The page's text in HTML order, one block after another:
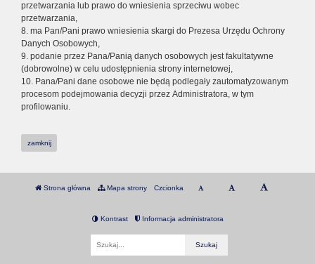
przetwarzania lub prawo do wniesienia sprzeciwu wobec
przetwarzania,
8. ma Pan/Pani prawo wniesienia skargi do Prezesa Urzędu Ochrony
Danych Osobowych,
9. podanie przez Pana/Panią danych osobowych jest fakultatywne
(dobrowolne) w celu udostępnienia strony internetowej,
10. Pana/Pani dane osobowe nie będą podlegały zautomatyzowanym
procesom podejmowania decyzji przez Administratora, w tym
profilowaniu.
zamknij
Strona główna Mapa strony Czcionka
Kontrast Informacja administratora